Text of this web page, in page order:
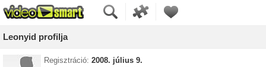
Leonyid profilja
Regisztráció: 2008. július 9.